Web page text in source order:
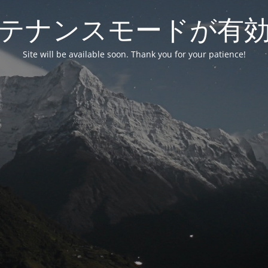
ナンスモードが有
Site will be available soon. Thank you for your patience!